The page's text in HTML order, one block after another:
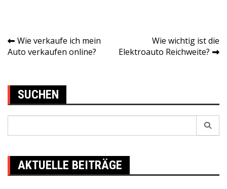
Post
Wie verkaufe ich mein
Auto verkaufen online?
Wie wichtig ist die
Elektroauto Reichweite?
SUCHEN
AKTUELLE BEITRÄGE